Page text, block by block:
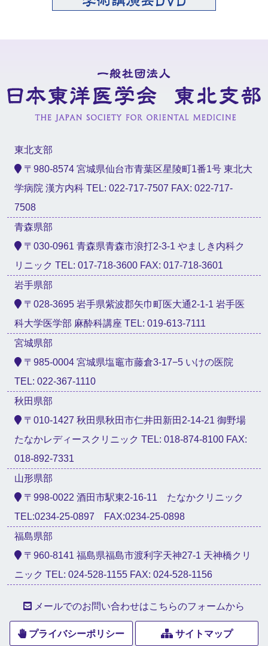
東北支部
〒980-8574 宮城県仙台市青葉区星陵町1番1号 東北大
学病院 漢方内科 TEL: 022-717-7507 FAX: 022-717-
7508
青森県部
〒030-0961 青森県青森市浪打2-3-1 やましき内科ク
リニック TEL: 017-718-3600 FAX: 017-718-3601
岩手県部
〒028-3695 岩手県紫波郡矢巾町医大通2-1-1 岩手医
科大学医学部 麻酔科講座 TEL: 019-613-7111
宮城県部
〒985-0004 宮城県塩竈市藤倉3-17−5 いけの医院
TEL: 022-367-1110
秋田県部
〒010-1427 秋田県秋田市仁井田新田2-14-21 御野場
たなかレディースクリニック TEL: 018-874-8100 FAX:
018-892-7331
山形県部
〒998-0022 酒田市駅東2-16-11 たなかクリニック
TEL:0234-25-0897 FAX:0234-25-0898
福島県部
〒960-8141 福島県福島市渡利字天神27-1 天神橋クリ
ニック TEL: 024-528-1155 FAX: 024-528-1156
メールでのお問い合わせはこちらのフォームから
プライバシーポリシー サイトマップ